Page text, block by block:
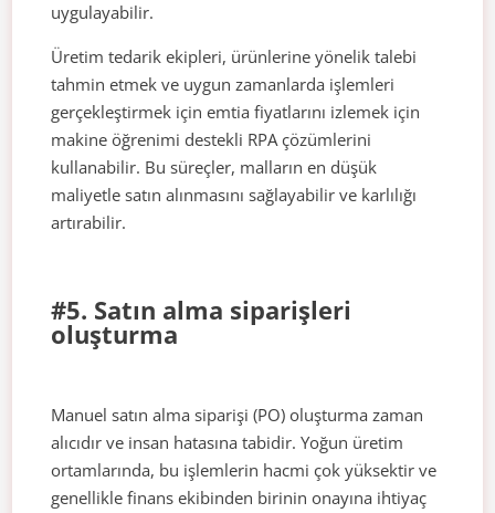
uygulayabilir.
Üretim tedarik ekipleri, ürünlerine yönelik talebi
tahmin etmek ve uygun zamanlarda işlemleri
gerçekleştirmek için emtia fiyatlarını izlemek için
makine öğrenimi destekli RPA çözümlerini
kullanabilir. Bu süreçler, malların en düşük
maliyetle satın alınmasını sağlayabilir ve karlılığı
artırabilir.
#5. Satın alma siparişleri
oluşturma
Manuel satın alma siparişi (PO) oluşturma zaman
alıcıdır ve insan hatasına tabidir. Yoğun üretim
ortamlarında, bu işlemlerin hacmi çok yüksektir ve
genellikle finans ekibinden birinin onayına ihtiyaç